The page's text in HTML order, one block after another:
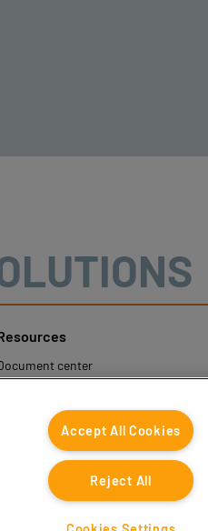
center
Accept All Cookies
Reject All